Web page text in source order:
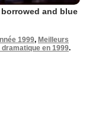
borrowed and blue
1999, Meilleurs
en 1999.